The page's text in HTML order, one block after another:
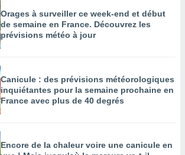
Orages à surveiller ce week-end et début
de semaine en France. Découvrez les
prévisions météo à jour
Canicule : des prévisions météorologiques
inquiétantes pour la semaine prochaine en
France avec plus de 40 degrés
Encore de la chaleur voire une canicule en